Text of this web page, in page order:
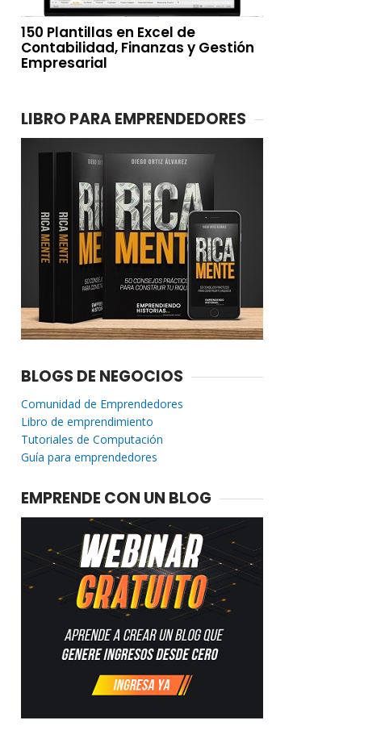
150 Plantillas en Excel de
Contabilidad, Finanzas y Gestión
Empresarial
LIBRO PARA EMPRENDEDORES
BLOGS DE NEGOCIOS
Comunidad de Emprendedores
Libro de emprendimiento
Tutoriales de Computación
Guía para emprendedores
EMPRENDE CON UN BLOG